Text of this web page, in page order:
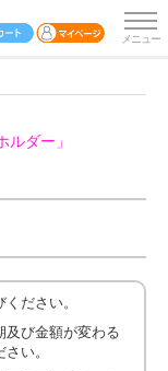
ルダー」
ださい。
及び金額が変わる
い。